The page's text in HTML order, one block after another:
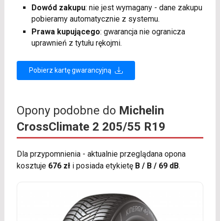
Dowód zakupu: nie jest wymagany - dane zakupu
pobieramy automatycznie z systemu.
Prawa kupującego: gwarancja nie ogranicza
uprawnień z tytułu rękojmi.
Pobierz kartę gwarancyjną
Opony podobne do Michelin
CrossClimate 2 205/55 R19
Dla przypomnienia - aktualnie przeglądana opona
kosztuje 676 złi posiada etykietę B / B / 69 dB.